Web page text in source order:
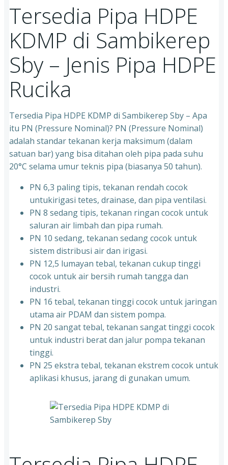
Tersedia Pipa HDPE
KDMP di Sambikerep
Sby – Jenis Pipa HDPE
Rucika
Tersedia Pipa HDPE KDMP di Sambikerep Sby – Apa
itu PN (Pressure Nominal)? PN (Pressure Nominal)
adalah standar tekanan kerja maksimum (dalam
satuan bar) yang bisa ditahan oleh pipa pada suhu
20°C selama umur teknis pipa (biasanya 50 tahun).
PN 6,3 paling tipis, tekanan rendah cocok
untukirigasi tetes, drainase, dan pipa ventilasi.
PN 8 sedang tipis, tekanan ringan cocok untuk
saluran air limbah dan pipa rumah.
PN 10 sedang, tekanan sedang cocok untuk
sistem distribusi air dan irigasi.
PN 12,5 lumayan tebal, tekanan cukup tinggi
cocok untuk air bersih rumah tangga dan
industri.
PN 16 tebal, tekanan tinggi cocok untuk jaringan
utama air PDAM dan sistem pompa.
PN 20 sangat tebal, tekanan sangat tinggi cocok
untuk industri berat dan jalur pompa tekanan
tinggi.
PN 25 ekstra tebal, tekanan ekstrem cocok untuk
aplikasi khusus, jarang di gunakan umum.